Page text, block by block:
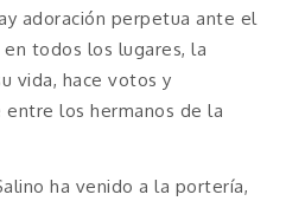
adoración perpetua ante el
en todos los lugares, la
vida, hace votos y
los hermanos de la
ha venido a la portería,